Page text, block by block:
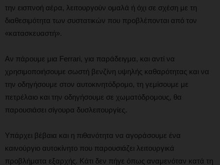
την εισπνοή αέρα, λειτουργούν ομαλά ή όχι σε σχέση με τη
διαθεσιμότητα των συστατικών που προβλέπονται από τον
«κατασκευαστή».
Αν πάρουμε μια Ferrari, για παράδειγμα, και αντί να
χρησιμοποιήσουμε σωστή βενζίνη υψηλής καθαρότητας και να
την οδηγήσουμε στον αυτοκινητόδρομο, τη γεμίσουμε με
πετρέλαιο και την οδηγήσουμε σε χωματόδρομους, θα
παρουσιάσει σίγουρα δυσλειτουργίες.
Υπάρχει βέβαια και η πιθανότητα να αγοράσουμε ένα
καινούργιο αυτοκίνητο που παρουσιάζει λειτουργικά
προβλήματα εξαρχής. Κάτι δεν πήγε όπως αναμενόταν κατά τη